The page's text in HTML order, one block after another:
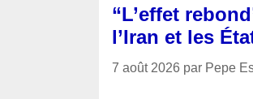
“L’effet
l’Iran et les
7 août 2026 par Pepe